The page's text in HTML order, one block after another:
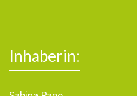
Inhaberin: